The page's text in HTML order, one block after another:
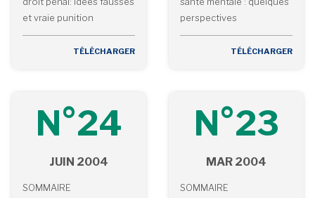
et vraie punition
TÉLÉCHARGER
perspectives
TÉLÉCHARGER
N°24
JUIN 2004
SOMMAIRE
N°23
MAR 2004
SOMMAIRE